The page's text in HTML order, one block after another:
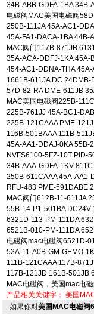
34B-ABB-GDFA-1BA 34B-
电磁阀MAC美国电磁阀
250B-111JA 45A-AC1-
45A-FA1-DACA-1BA 44B-
MAC阀门117B-871JB
35A-ACA-DDFJ-1KA 45A-
454-AC1-DDNA-THA
1661B-611JA DC
57D-82-RA DME-611JB
MAC美国电磁阀225B-
225B-761JJ 45A-BC1-
225B-121CAAA PME-
116B-501BAAA 111B-
45A-AA1-DDAJ-0KA 55B-
NVFS6100-5FZ-10T PID-
34B-AAA-GDFA-1KV
250B-611CAAA 45A-AA1-
RFU-483 PME-591DABE
MAC阀门612B-11-611JA
55B-14-P1-501BA DC24V
6321D-113-PM-111DA
6521B-010-PM-111DA
电磁阀mac电磁阀6521D-
52A-11-A0B-GM-GEMO-
111B-121CAAA 117B-
117B-121JD 161B-501JB
MAC电磁阀，美国mac电
产品相关关键字： 美国
如果你对美国MAC电磁阀